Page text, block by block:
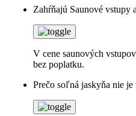
Zahŕňajú Saunové vstupy
V cene saunových
bez poplatku.
Prečo soľná jaskyňa nie je